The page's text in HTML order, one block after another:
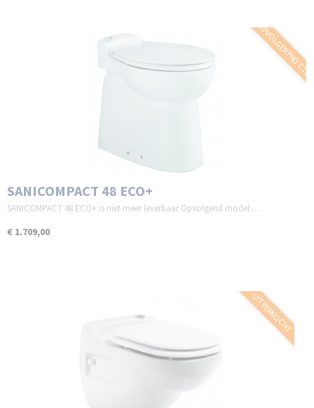
- OPVOLGER PRO
SANICOMPACT 48 ECO+
SANICOMPACT 48 ECO+ is niet meer leverbaar Opvolgend model:…
€ 1.709,00
UITVERKOCHT